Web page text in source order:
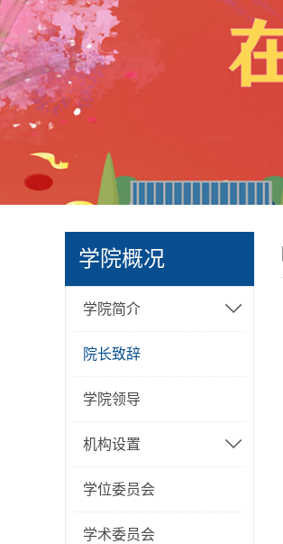
学院概况
学院简介
院长致辞
学院领导
机构设置
学位委员会
学术委员会